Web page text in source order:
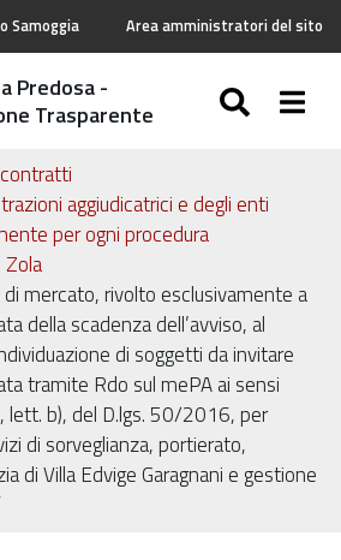
Samoggia Area amministratori del sito
Predosa -
Trasparente
aggiudicatrici e degli enti
per ogni procedura
Zola
mercato, rivolto esclusivamente a
della scadenza dell’avviso, al
di soggetti da invitare
tramite Rdo sul mePA ai sensi
lett. b), del D.lgs. 50/2016, per
di sorveglianza, portierato,
di Villa Edvige Garagnani e gestione